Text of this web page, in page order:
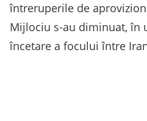
întreruperile de
Mijlociu s-au diminuat, în
încetare a focului între